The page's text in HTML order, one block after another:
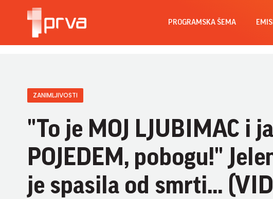
PROGRAMSKA ŠEMA
ZANIMLJIVOSTI
"To je MOJ LJUBIMAC i
POJEDEM, pobogu!"
je spasila od smrti...